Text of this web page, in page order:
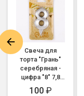
Свеча для
торта "Грань"
серебряная -
цифра "8" 7,8
см
100₽